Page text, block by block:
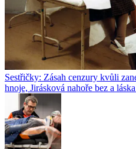
Sestřičky: Zásah cenzury kvůli
hnoje, Jirásková nahoře bez a